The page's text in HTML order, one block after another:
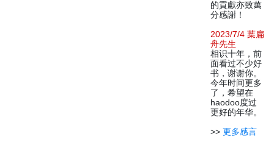
的貢獻亦致萬
分感謝！
2023/7/4 葉扁
舟先生
相识十年，前
面看过不少好
书，谢谢你。
今年时间更多
了，希望在
haodoo度过
更好的年华。
>> 更多感言